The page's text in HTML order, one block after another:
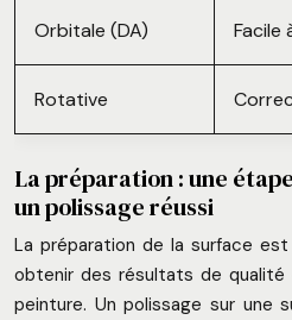
Orbitale (DA) Facile
Rotative
La préparation : une
un polissage réussi
La préparation de la surface
obtenir des résultats de qualité
peinture. Un polissage sur une